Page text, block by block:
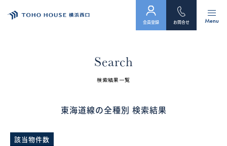
Menu
お問合せ
会員登録
Search
検索結果一覧
東海道線の全種別 検索結果
該当物件数